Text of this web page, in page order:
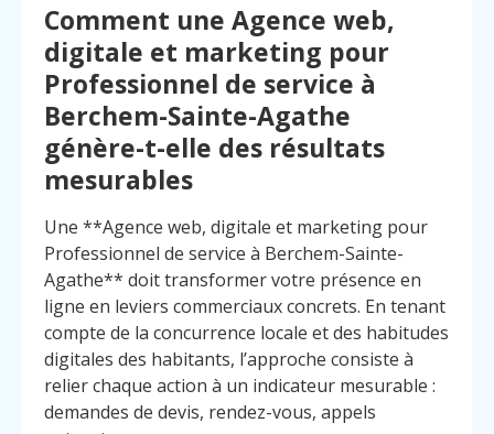
Appelez
Comment une Agence web,
digitale et marketing pour
Professionnel de service à
Berchem-Sainte-Agathe
génère-t-elle des résultats
mesurables
Une **Agence web, digitale et marketing pour
Professionnel de service à Berchem-Sainte-
Agathe** doit transformer votre présence en
ligne en leviers commerciaux concrets. En tenant
compte de la concurrence locale et des habitudes
digitales des habitants, l’approche consiste à
relier chaque action à un indicateur mesurable :
demandes de devis, rendez-vous, appels